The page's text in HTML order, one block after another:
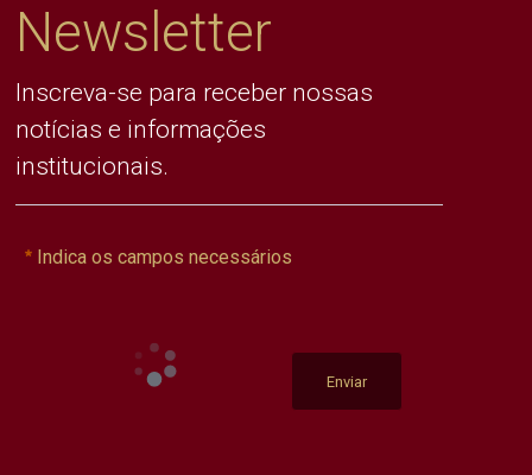
Newsletter
Inscreva-se para receber nossas
notícias e informações
institucionais.
Indica os campos necessários
Enviar